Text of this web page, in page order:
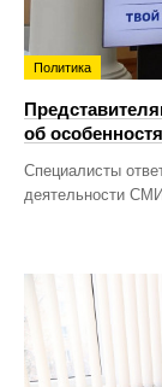
Политика
об
Специалисты
деятельности